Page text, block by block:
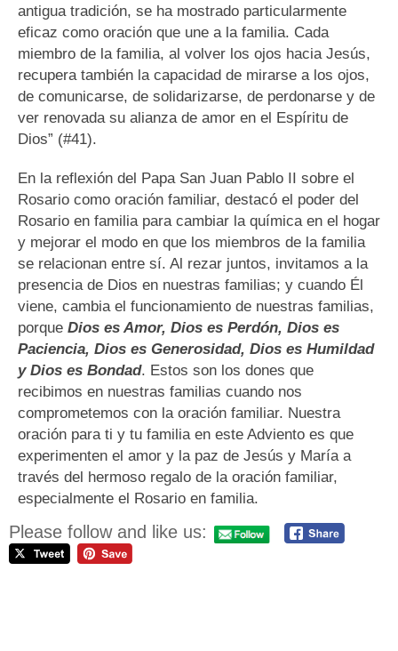
antigua tradición, se ha mostrado particularmente
eficaz como oración que une a la familia. Cada
miembro de la familia, al volver los ojos hacia Jesús,
recupera también la capacidad de mirarse a los ojos,
de comunicarse, de solidarizarse, de perdonarse y de
ver renovada su alianza de amor en el Espíritu de
Dios” (#41).
En la reflexión del Papa San Juan Pablo II sobre el
Rosario como oración familiar, destacó el poder del
Rosario en familia para cambiar la química en el hogar
y mejorar el modo en que los miembros de la familia
se relacionan entre sí. Al rezar juntos, invitamos a la
presencia de Dios en nuestras familias; y cuando Él
viene, cambia el funcionamiento de nuestras familias,
porque Dios es Amor, Dios es Perdón, Dios es
Paciencia, Dios es Generosidad, Dios es Humildad
y Dios es Bondad. Estos son los dones que
recibimos en nuestras familias cuando nos
comprometemos con la oración familiar. Nuestra
oración para ti y tu familia en este Adviento es que
experimenten el amor y la paz de Jesús y María a
través del hermoso regalo de la oración familiar,
especialmente el Rosario en familia.
Please follow and like us: